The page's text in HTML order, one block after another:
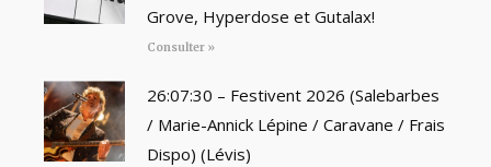
Grove, Hyperdose et Gutalax!
Consulter »
26:07:30 – Festivent 2026 (Salebarbes
/ Marie-Annick Lépine / Caravane / Frais
Dispo) (Lévis)